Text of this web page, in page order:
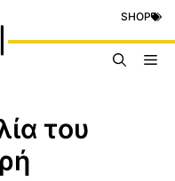
SHOP
του